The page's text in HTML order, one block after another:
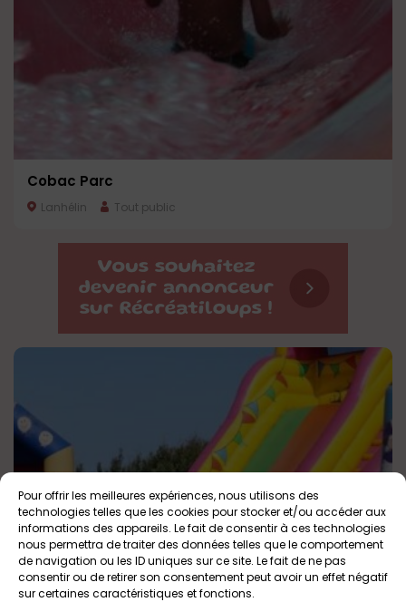
Pour offrir les meilleures expériences, nous utilisons des
technologies telles que les cookies pour stocker et/ou accéder aux
informations des appareils. Le fait de consentir à ces technologies
nous permettra de traiter des données telles que le comportement
de navigation ou les ID uniques sur ce site. Le fait de ne pas
consentir ou de retirer son consentement peut avoir un effet négatif
sur certaines caractéristiques et fonctions.
Cobac Parc
Lanhélin Tout public
Diverty Parc
Livré Sur Changeon Tout public